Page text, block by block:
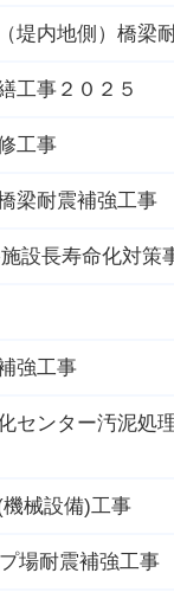
堤内地側）橋梁
工事２０２５
工事
梁耐震補強工事
設長寿命化対
強工事
センター汚泥処
械設備)工事
場耐震補強工事